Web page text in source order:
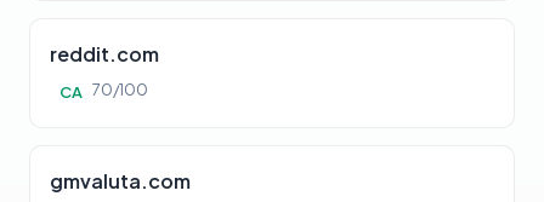
reddit.com
CA 70/100
gmvaluta.com